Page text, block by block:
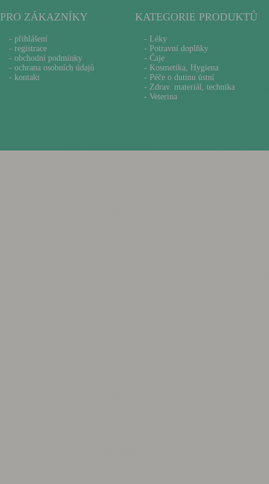
PRO ZÁKAZNÍKY
- přihlášení
- registrace
- obchodní podmínky
- ochrana osobních údajů
- kontakt
KATEGORIE PRODUKTŮ
- Léky
- Potravní doplňky
- Čaje
- Kosmetika, Hygiena
- Péče o dutinu ústní
- Zdrav. materiál, technika
- Veterina